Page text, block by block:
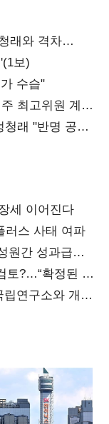
래와 격차
보)
수습"
최고위원 계파
래 "반명 공세
세 이어진다
러스 사태 여파
원간 성과급
토?…“확정된 바
연구소와 개발